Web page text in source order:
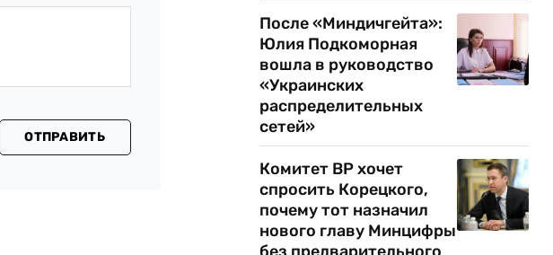
ОТПРАВИТЬ
После «Миндичгейта»:
Юлия Подкоморная
вошла в руководство
«Украинских
распределительных
сетей»
Комитет ВР хочет
спросить Корецкого,
почему тот назначил
нового главу Минцифры